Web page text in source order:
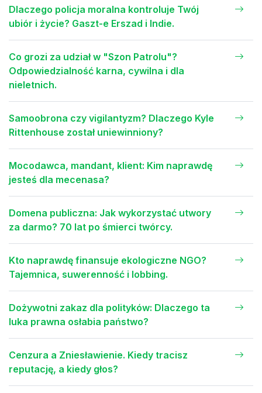
Dlaczego policja moralna kontroluje Twój
ubiór i życie? Gaszt-e Erszad i Indie.
Co grozi za udział w "Szon Patrolu"?
Odpowiedzialność karna, cywilna i dla
nieletnich.
Samoobrona czy vigilantyzm? Dlaczego Kyle
Rittenhouse został uniewinniony?
Mocodawca, mandant, klient: Kim naprawdę
jesteś dla mecenasa?
Domena publiczna: Jak wykorzystać utwory
za darmo? 70 lat po śmierci twórcy.
Kto naprawdę finansuje ekologiczne NGO?
Tajemnica, suwerenność i lobbing.
Dożywotni zakaz dla polityków: Dlaczego ta
luka prawna osłabia państwo?
Cenzura a Zniesławienie. Kiedy tracisz
reputację, a kiedy głos?